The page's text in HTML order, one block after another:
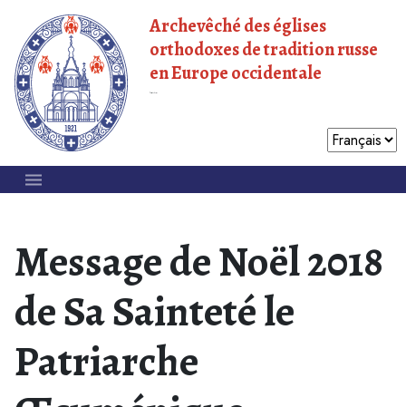
Archevêché des églises
orthodoxes de tradition russe
en Europe occidentale
Message de Noël 2018
de Sa Sainteté le
Patriarche